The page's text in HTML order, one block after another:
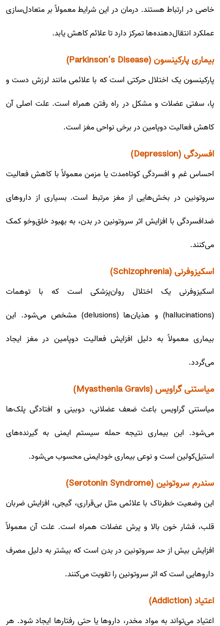
خاصی در ارتباط هستند. درمان در این شرایط معمولاً بر متعادل‌سازی
عملکرد انتقال‌دهنده‌ها تمرکز دارد تا علائم کاهش یابد.
بیماری پارکینسون (Parkinson’s Disease)
پارکینسون یک اختلال حرکتی است که با علائمی مانند لرزش دست و
پا، سفتی عضلات و مشکل در راه رفتن همراه است. علت اصلی آن
کاهش فعالیت دوپامین در برخی نواحی مغز است.
افسردگی (Depression)
احساس غم و افسردگی کوتاه‌مدت یا مزمن معمولاً با کاهش فعالیت
سروتونین در بخش‌هایی از مغز مرتبط است. بسیاری از داروهای
ضدافسردگی با افزایش اثر سروتونین در بدن، به بهبود خلق‌وخو کمک
می‌کنند.
اسکیزوفرنی (Schizophrenia)
اسکیزوفرنی یک اختلال روان‌پزشکی است که با توهمات
(hallucinations) و هذیان‌ها (delusions) مشخص می‌شود. این
بیماری معمولاً به دلیل افزایش فعالیت دوپامین در مغز ایجاد
می‌گردد.
میاستنی گراویس (Myasthenia Gravis)
میاستنی گراویس باعث ضعف عضلانی، دوبینی و افتادگی پلک‌ها
می‌شود. این بیماری نتیجه حمله سیستم ایمنی به گیرنده‌های
استیل‌کولین است و نوعی بیماری خودایمنی محسوب می‌شود.
سندرم سروتونین (Serotonin Syndrome)
این وضعیت خطرناک با علائمی مثل بی‌قراری، گیجی، افزایش ضربان
قلب، فشار خون بالا و پرش عضلات همراه است. علت آن معمولاً
افزایش بیش از حد سروتونین در بدن است که بیشتر به دلیل مصرف
داروهایی است که اثر سروتونین را تقویت می‌کنند.
اعتیاد (Addiction)
اعتیاد می‌تواند به مواد مخدر، داروها یا حتی رفتارها ایجاد شود. هر